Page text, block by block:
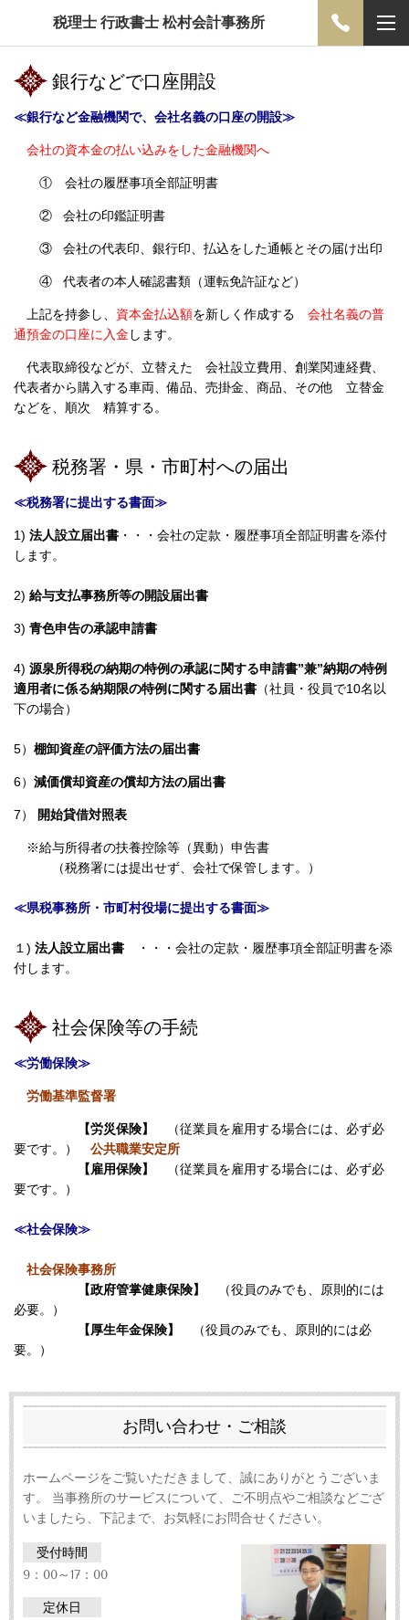
税理士 行政書士 松村会計事務所
銀行などで口座開設
≪銀行など金融機関で、会社名義の口座の開設≫
会社の資本金の払い込みをした金融機関へ
① 会社の履歴事項全部証明書
② 会社の印鑑証明書
③ 会社の代表印、銀行印、払込をした通帳とその届け出印
④ 代表者の本人確認書類（運転免許証など）
上記を持参し、 資本金払込額を新しく作成する 会社名義の普
通預金の口座に入金 します。
代表取締役などが、立替えた 会社設立費用、創業関連経費、
代表者から購入する車両、備品、売掛金、商品、その他 立替金
などを、順次 精算する。
税務署・県・市町村への届出
≪税務署に提出する書面≫
1) 法人設立届出書 ・・・会社の定款・履歴事項全部証明書を添付
します。
2) 給与支払事務所等の開設届出書
3) 青色申告の承認申請書
4) 源泉所得税の納期の特例の承認に関する申請書”兼”納期の特例
適用者に係る納期限の特例に関する届出書 （社員・役員で10名以
下の場合）
5） 棚卸資産の評価方法の届出書
6） 減価償却資産の償却方法の届出書
7） 開始貸借対照表
※給与所得者の扶養控除等（異動）申告書
（税務署には提出せず、会社で保管します。）
≪県税事務所・市町村役場に提出する書面≫
１ ) 法人設立届出書 ・・・会社の定款・履歴事項全部証明書を添
付します。
社会保険等の手続
≪労働保険≫
労働基準監督署
【労災保険】
（従業員を雇用する場合には、必ず必
要です。）
公共職業安定所
【雇用保険】
（従業員を雇用する場合には、必ず必
要です。）
≪社会保険≫
社会保険事務所
【政府管掌健康保険】
（役員のみでも、原則的には
必要。）
【厚生年金保険】
（役員のみでも、原則的には必
要。）
お問い合わせ・ご相談
ホームページをご覧いただきまして、誠にありがとうございま
す。 当事務所のサービスについて、ご不明点やご相談などござ
いましたら、下記まで、お気軽にお問合せください。
受付時間
9：00～17：00
定休日